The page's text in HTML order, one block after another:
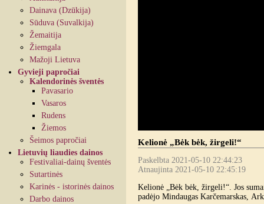
Dainava (Dzūkija)
Sūduva (Suvalkija)
Žemaitija
Žiemgala
Mažoji Lietuva
Gyvieji papročiai
Kalendorinės šventės
Pavasario
Vasaros
Rudens
Žiemos
Šeimos papročiai
Lietuvių liaudies dainos
Festivaliai-dainų šventės
Sutartinės
Karinės - istorinės dainos
Darbo dainos
Kelionė „Bėk bėk, žirgeli!“
Paskelbta 2021-05-10 22:44:23
Atnaujinta 2021-05-10 22:45:19
Kelionė „Bėk bėk, žirgeli!“. Jos
padėjo Mindaugas Karčemarskas,